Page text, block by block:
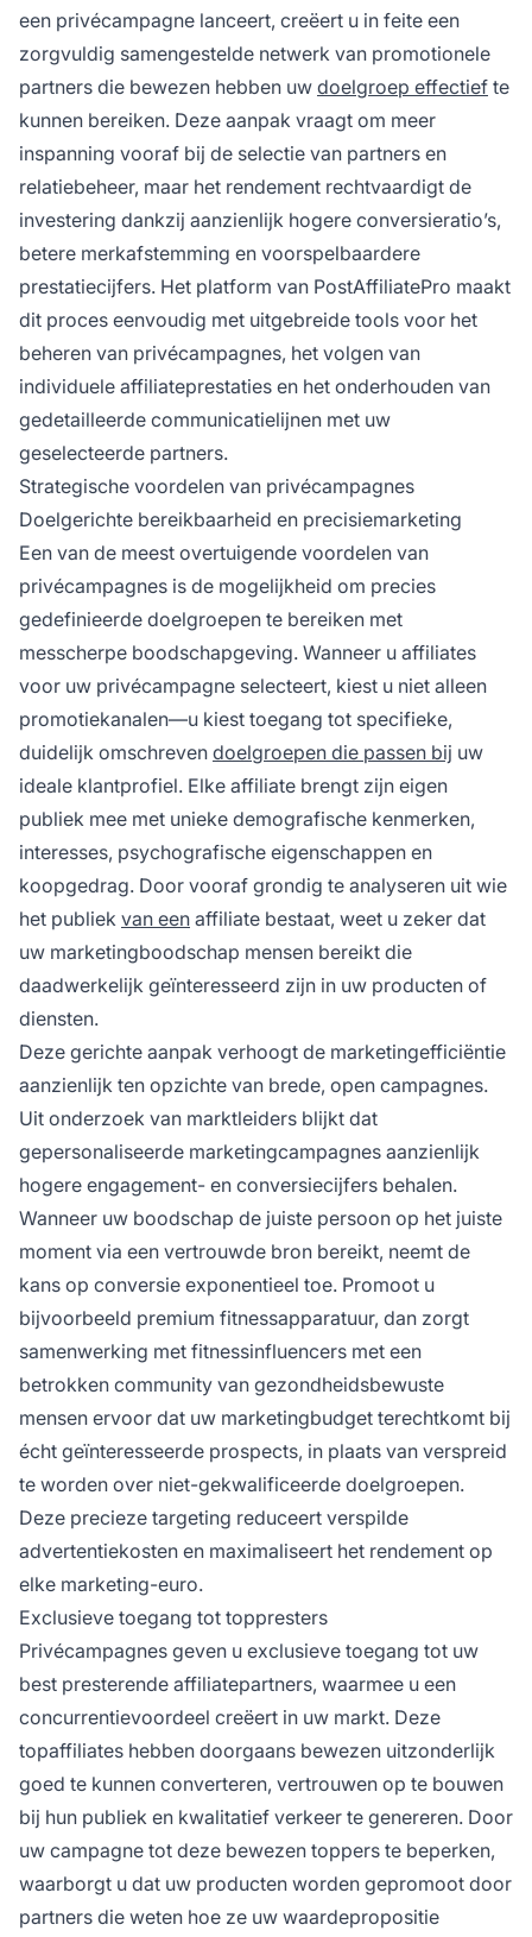
een privécampagne lanceert, creëert u in feite een
zorgvuldig samengestelde netwerk van promotionele
partners die bewezen hebben uw doelgroep effectief te
kunnen bereiken. Deze aanpak vraagt om meer
inspanning vooraf bij de selectie van partners en
relatiebeheer, maar het rendement rechtvaardigt de
investering dankzij aanzienlijk hogere conversieratio’s,
betere merkafstemming en voorspelbaardere
prestatiecijfers. Het platform van PostAffiliatePro maakt
dit proces eenvoudig met uitgebreide tools voor het
beheren van privécampagnes, het volgen van
individuele affiliateprestaties en het onderhouden van
gedetailleerde communicatielijnen met uw
geselecteerde partners.
Strategische voordelen van privécampagnes
Doelgerichte bereikbaarheid en precisiemarketing
Een van de meest overtuigende voordelen van
privécampagnes is de mogelijkheid om precies
gedefinieerde doelgroepen te bereiken met
messcherpe boodschapgeving. Wanneer u affiliates
voor uw privécampagne selecteert, kiest u niet alleen
promotiekanalen—u kiest toegang tot specifieke,
duidelijk omschreven doelgroepen die passen bij uw
ideale klantprofiel. Elke affiliate brengt zijn eigen
publiek mee met unieke demografische kenmerken,
interesses, psychografische eigenschappen en
koopgedrag. Door vooraf grondig te analyseren uit wie
het publiek van een affiliate bestaat, weet u zeker dat
uw marketingboodschap mensen bereikt die
daadwerkelijk geïnteresseerd zijn in uw producten of
diensten.
Deze gerichte aanpak verhoogt de marketingefficiëntie
aanzienlijk ten opzichte van brede, open campagnes.
Uit onderzoek van marktleiders blijkt dat
gepersonaliseerde marketingcampagnes aanzienlijk
hogere engagement- en conversiecijfers behalen.
Wanneer uw boodschap de juiste persoon op het juiste
moment via een vertrouwde bron bereikt, neemt de
kans op conversie exponentieel toe. Promoot u
bijvoorbeeld premium fitnessapparatuur, dan zorgt
samenwerking met fitnessinfluencers met een
betrokken community van gezondheidsbewuste
mensen ervoor dat uw marketingbudget terechtkomt bij
écht geïnteresseerde prospects, in plaats van verspreid
te worden over niet-gekwalificeerde doelgroepen.
Deze precieze targeting reduceert verspilde
advertentiekosten en maximaliseert het rendement op
elke marketing-euro.
Exclusieve toegang tot toppresters
Privécampagnes geven u exclusieve toegang tot uw
best presterende affiliatepartners, waarmee u een
concurrentievoordeel creëert in uw markt. Deze
topaffiliates hebben doorgaans bewezen uitzonderlijk
goed te kunnen converteren, vertrouwen op te bouwen
bij hun publiek en kwalitatief verkeer te genereren. Door
uw campagne tot deze bewezen toppers te beperken,
waarborgt u dat uw producten worden gepromoot door
partners die weten hoe ze uw waardepropositie